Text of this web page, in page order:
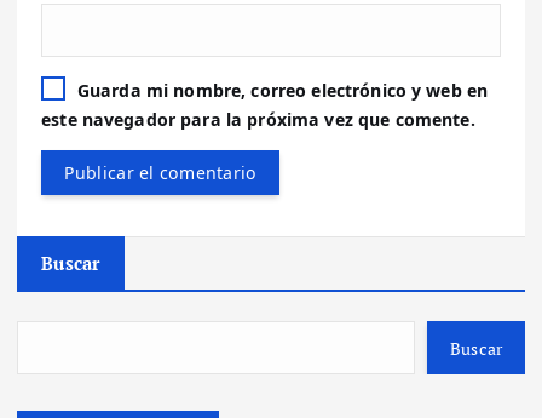
Guarda mi nombre, correo electrónico y web en
este navegador para la próxima vez que comente.
Buscar
Buscar